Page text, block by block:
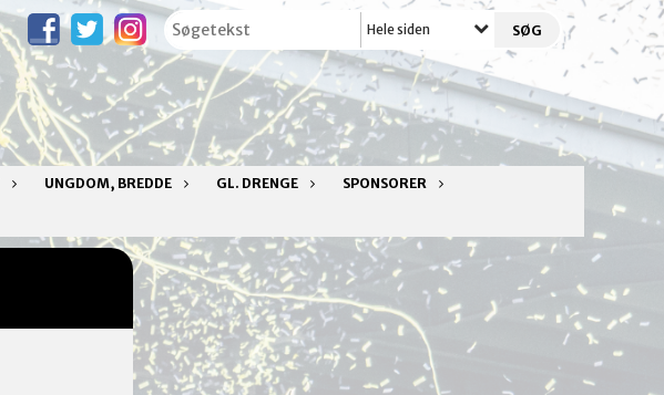
Hele siden
UNGDOM, BREDDE GL. DRENGE SPONSORER